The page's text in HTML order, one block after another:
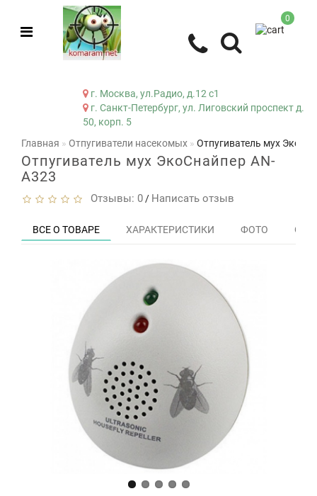
0
г. Москва, ул.Радио, д.12 с1
г. Санкт-Петербург, ул. Лиговский проспект д.
50, корп. 5
Главная
Отпугиватели насекомых Отпугиватель мух
Отпугиватель мух ЭкоСнайпер AN-
A323
Отзывы: 0 / Написать отзыв
ВСЕ О ТОВАРЕ ХАРАКТЕРИСТИКИ ФОТО